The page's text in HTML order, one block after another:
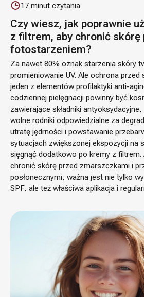
17 minut czytania
Czy wiesz, jak poprawnie
z filtrem, aby chronić skórę
fotostarzeniem?
Za nawet 80% oznak starzenia skóry
promieniowanie UV. Ale ochrona przed
jeden z elementów profilaktyki anti-
codziennej pielęgnacji powinny być
zawierające składniki
wolne rodniki odpowiedzialne za
utratę jędrności i powstawanie
sytuacjach zwiększonej ekspozycji na
sięgnąć dodatkowo po kremy z filtrem.
chronić skórę przed zmarszczkami i
posłonecznymi, ważna jest nie tylko
SPF, ale też właściwa aplikacja i